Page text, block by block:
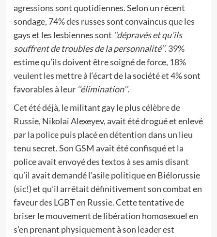
agressions sont quotidiennes. Selon un récent
sondage, 74% des russes sont convaincus que les
gays et les lesbiennes sont ‘‘dépravés et qu’ils
souffrent de troubles de la personnalité’’. 39%
estime qu’ils doivent être soigné de force, 18%
veulent les mettre à l‘écart de la société et 4% sont
favorables à leur ‘‘élimination’’.
Cet été déjà, le militant gay le plus célèbre de
Russie, Nikolai Alexeyev, avait été drogué et enlevé
par la police puis placé en détention dans un lieu
tenu secret. Son GSM avait été confisqué et la
police avait envoyé des textos à ses amis disant
qu’il avait demandé l’asile politique en Biélorussie
(sic!) et qu’il arrêtait définitivement son combat en
faveur des LGBT en Russie. Cette tentative de
briser le mouvement de libération homosexuel en
s’en prenant physiquement à son leader est